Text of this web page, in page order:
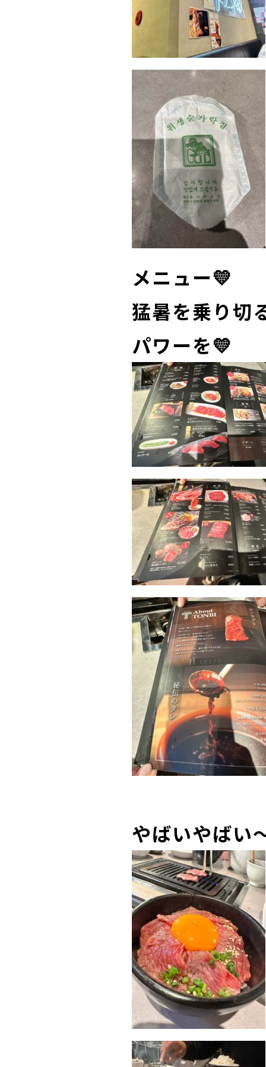
メニュー💛
猛暑を乗り切
パワーを💛
やばいやばい